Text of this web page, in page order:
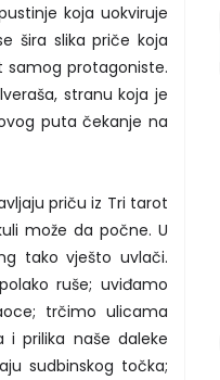
koja uokviruje
šira slika priče koja
samog protagoniste.
stranu koja je
puta čekanje na
priču iz Tri tarot
može da počne. U
tako vješto uvlači.
ruše; uviđamo
trčimo ulicama
i prilika naše daleke
sudbinskog točka;